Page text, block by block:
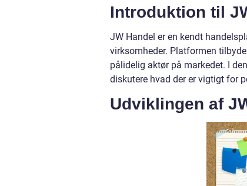
Introduktion til
JW Handel er en kendt
virksomheder. Platformen
pålidelig aktør på markedet. I
diskutere hvad der er vigtigt for
Udviklingen af